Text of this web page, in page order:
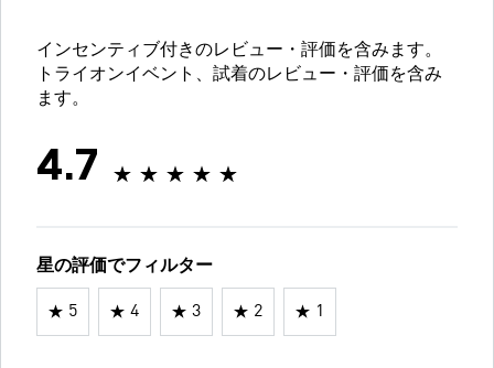
インセンティブ付きのレビュー・評価を含みます。
トライオンイベント、試着のレビュー・評価を含み
ます。
4.7
星の評価でフィルター
5 4 3 2 1